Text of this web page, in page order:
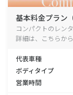
基本料金プラン
コンパクトのレン
詳細は、こちらか
代表車種
ボディタイプ
営業時間